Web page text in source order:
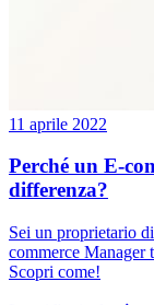
11 aprile 2022
Perché un E-
differenza?
Sei un proprietario
commerce Manager
Scopri come!